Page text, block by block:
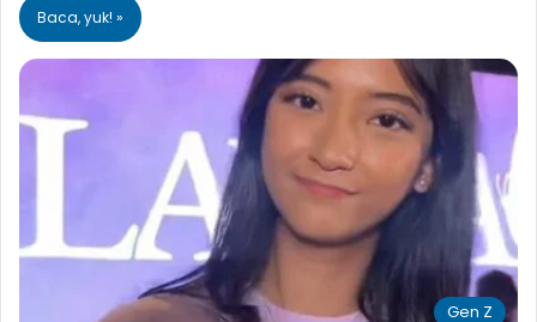
Baca, yuk! »
Gen Z